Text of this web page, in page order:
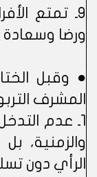
9ـ تمتع
ورضا وسعادة
● وقبل
المشرف
1ـ عدم
والزمنية،
الرأي دون